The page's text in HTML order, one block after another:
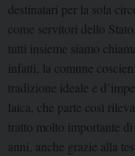
destinatari per la sola
come servitori dello
tutti insieme siamo
infatti, la comune
tradizione ideale e
laica, che parte così
tratto molto importante di
anni, anche grazie alla